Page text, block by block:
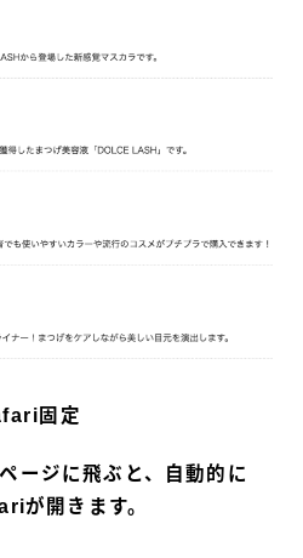
固定
ージに飛ぶと、自動的に
が開きます。